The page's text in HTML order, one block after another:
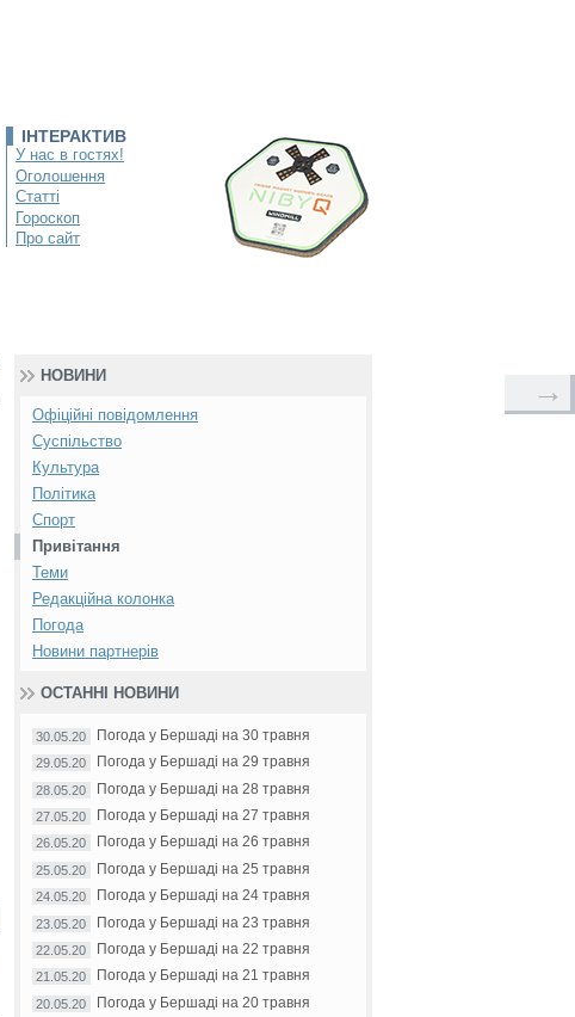
ІНТЕРАКТИВ
У нас в гостях!
Оголошення
Статті
Гороскоп
Про сайт
→
НОВИНИ
Офіційні повідомлення
Суспільство
Культура
Політика
Спорт
Привітання
Теми
Редакційна колонка
Погода
Новини партнерів
ОСТАННІ НОВИНИ
30.05.20 Погода у Бершаді на 30 травня
29.05.20 Погода у Бершаді на 29 травня
28.05.20 Погода у Бершаді на 28 травня
27.05.20 Погода у Бершаді на 27 травня
26.05.20 Погода у Бершаді на 26 травня
25.05.20 Погода у Бершаді на 25 травня
24.05.20 Погода у Бершаді на 24 травня
23.05.20 Погода у Бершаді на 23 травня
22.05.20 Погода у Бершаді на 22 травня
21.05.20 Погода у Бершаді на 21 травня
20.05.20 Погода у Бершаді на 20 травня